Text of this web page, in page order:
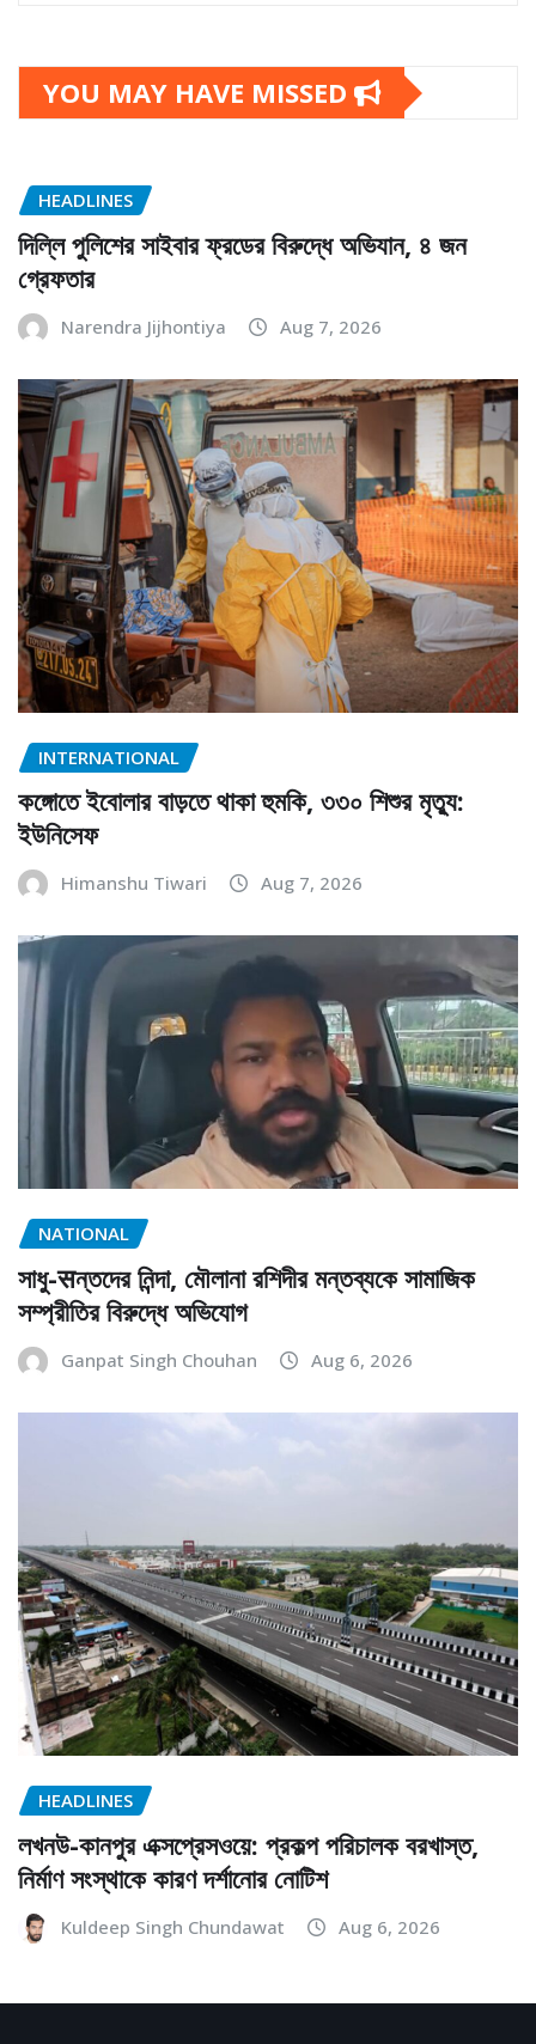
YOU MAY HAVE MISSED
HEADLINES
দিল্লি পুলিশের সাইবার ফ্রডের বিরুদ্ধে অভিযান, ৪ জন
গ্রেফতার
Narendra Jijhontiya Aug 7, 2026
INTERNATIONAL
কঙ্গোতে ইবোলার বাড়তে থাকা হুমকি, ৩৩০ শিশুর মৃত্যু:
ইউনিসেফ
Himanshu Tiwari Aug 7, 2026
NATIONAL
সাধু-सন্তদের নিন্দা, মৌলানা রশিদীর মন্তব্যকে সামাজিক
সম্প্রীতির বিরুদ্ধে অভিযোগ
Ganpat Singh Chouhan Aug 6, 2026
HEADLINES
লখনউ-কানপুর এক্সপ্রেসওয়ে: প্রকল্প পরিচালক বরখাস্ত,
নির্মাণ সংস্থাকে কারণ দর্শানোর নোটিশ
Kuldeep Singh Chundawat Aug 6, 2026